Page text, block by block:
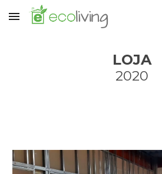
Skip to main content
LOJA
2020